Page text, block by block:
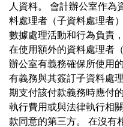
人資料。 會計辦公室作為
料處理者（子資料處理者
數據處理活動和行為負責
在使用額外的資料處理者
辦公室有義務確保所使用
有義務與其簽訂子資料處
期支付該付款義務時應付
執行費用或與法律執行相
款同意的第三方。 在沒有